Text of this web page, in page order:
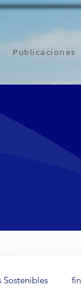
Publicaciones
Sostenibles